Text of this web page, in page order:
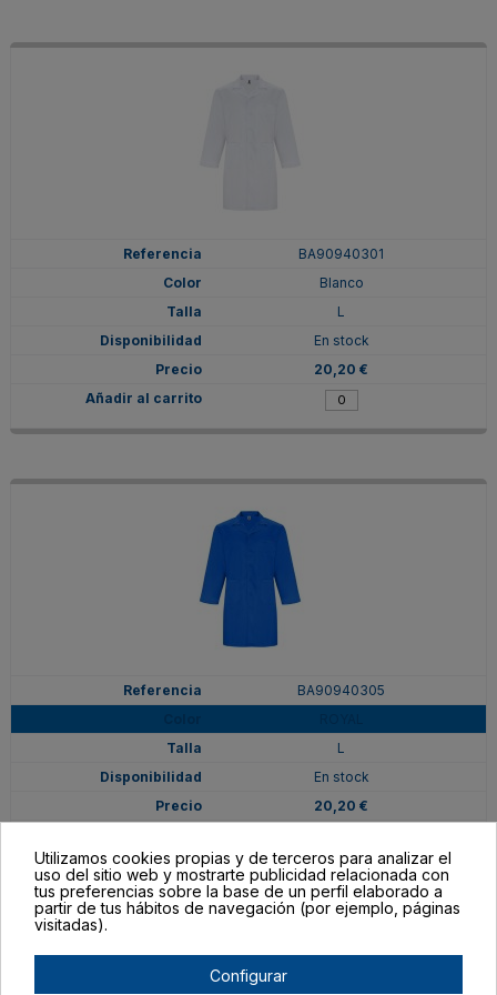
BA90940301
Blanco
L
En stock
20,20 €
BA90940305
L
En stock
20,20 €
Utilizamos cookies propias y de terceros para analizar el
uso del sitio web y mostrarte publicidad relacionada con
tus preferencias sobre la base de un perfil elaborado a
partir de tus hábitos de navegación (por ejemplo, páginas
visitadas).
Configurar